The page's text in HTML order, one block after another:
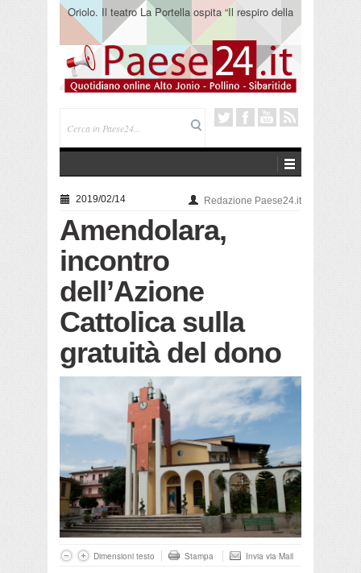
Oriolo. Il teatro La Portella ospita “Il respiro della
terra” del collettivo 365
2019/02/14 Redazione Paese24.it
Amendolara,
incontro
dell’Azione
Cattolica sulla
gratuità del dono
Dimensioni testo Stampa Invia via Mail